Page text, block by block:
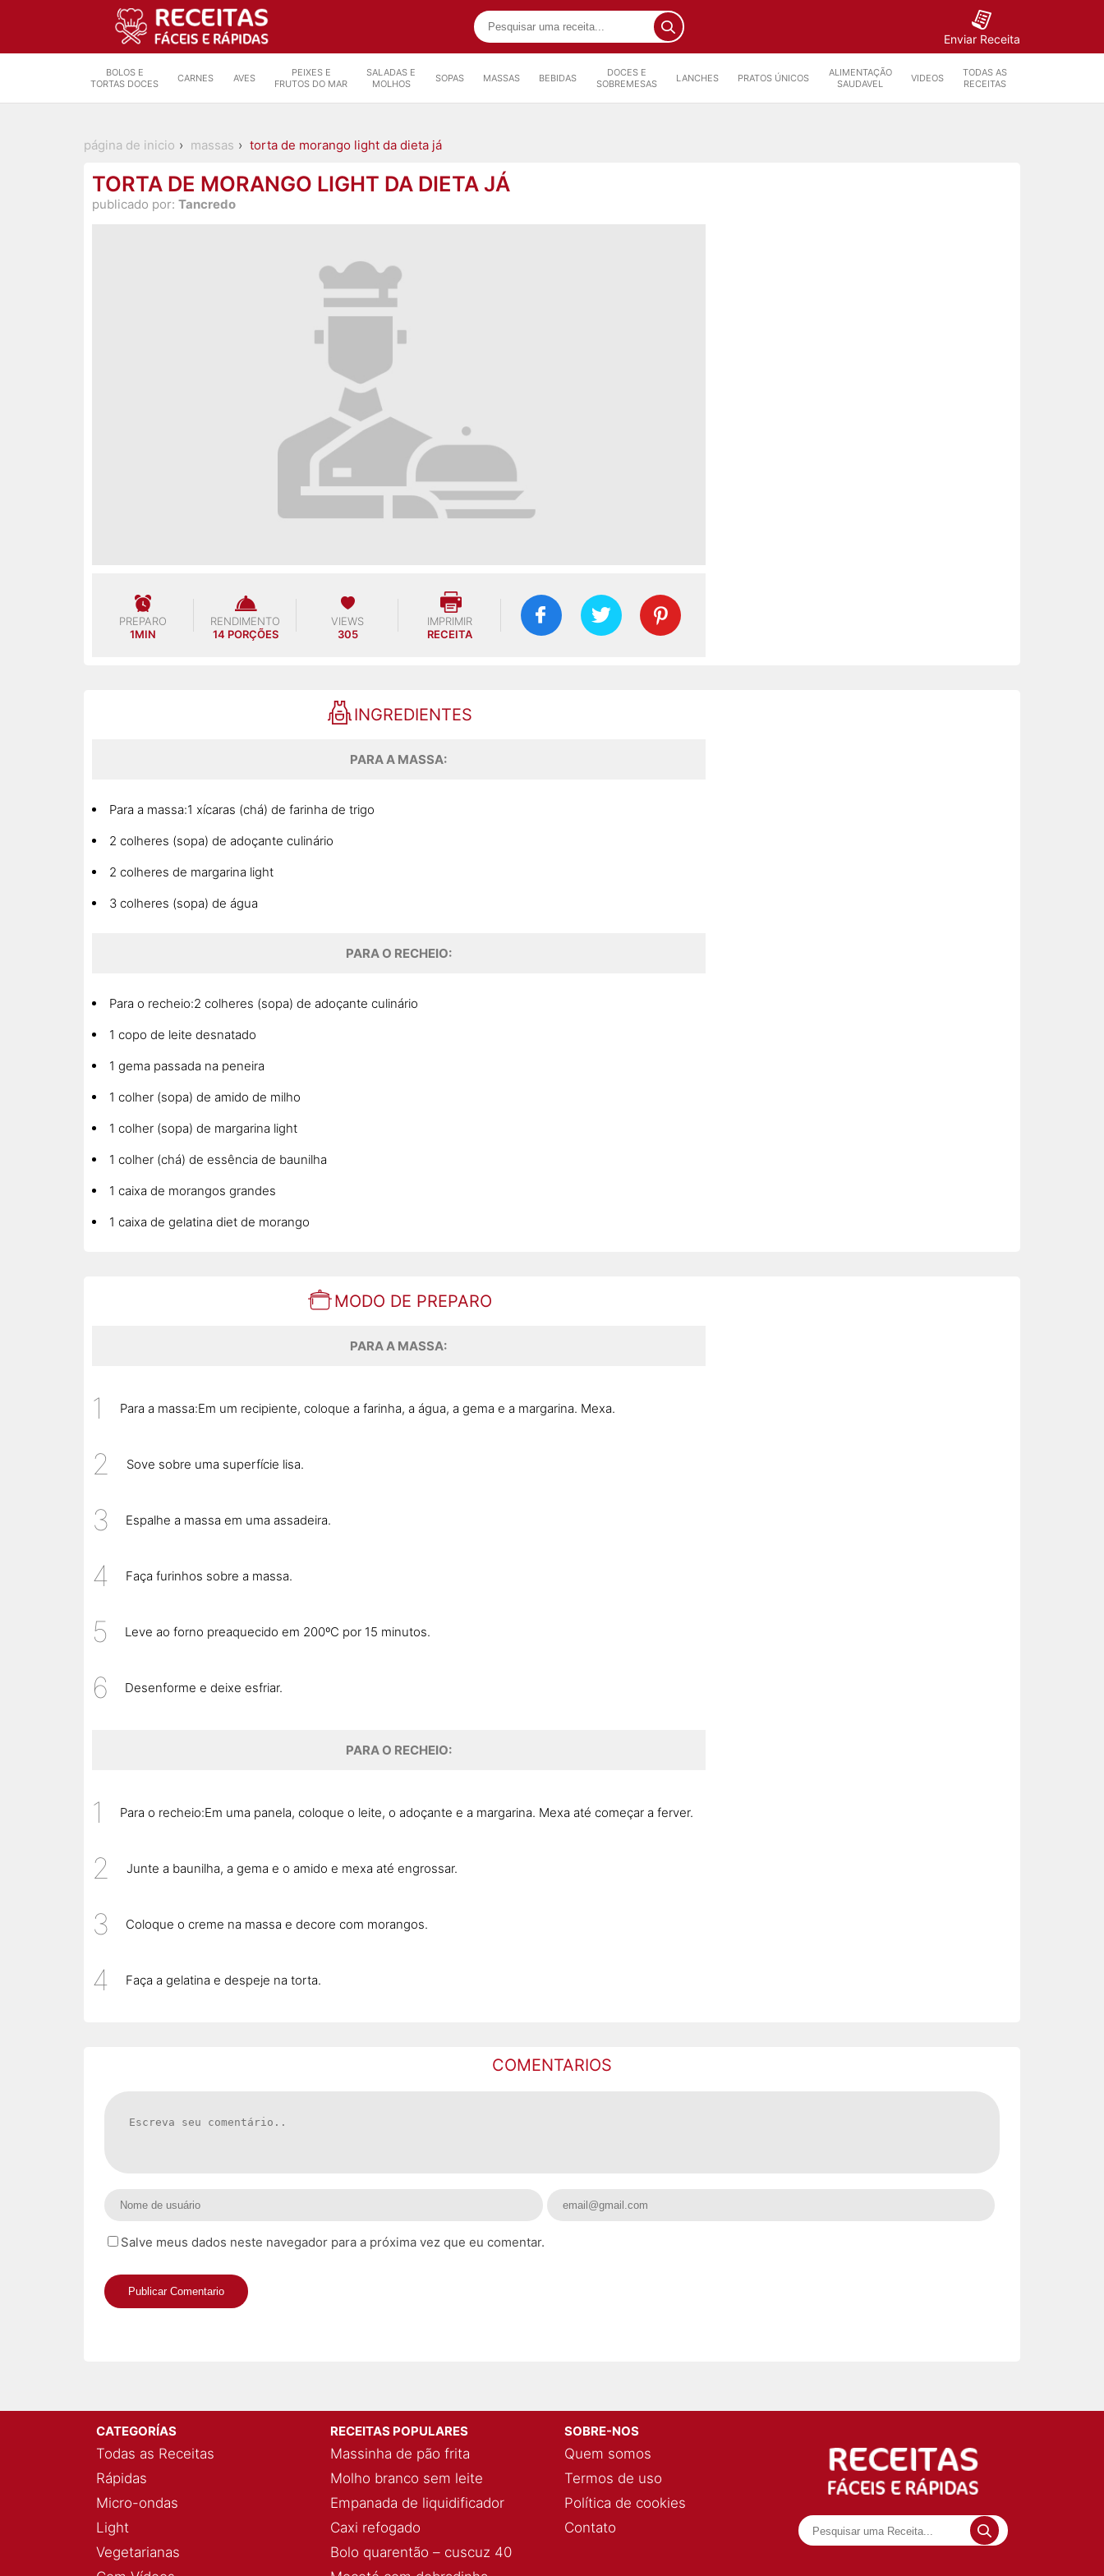
Enviar Receita
BOLOS E
TORTAS DOCES
CARNES AVES
PEIXES E
FRUTOS DO MAR
SALADAS E
MOLHOS
SOPAS MASSAS BEBIDAS
DOCES E
SOBREMESAS
LANCHES PRATOS ÚNICOS
ALIMENTAÇÃO
SAUDAVEL
VIDEOS
TODAS AS
RECEITAS
página de inicio massas torta de morango light da dieta já
TORTA DE MORANGO LIGHT DA DIETA JÁ
publicado por: Tancredo
PREPARO
1MIN
RENDIMENTO
14 PORÇÕES
VIEWS
305
IMPRIMIR
RECEITA
INGREDIENTES
PARA A MASSA:
Para a massa:1 xícaras (chá) de farinha de trigo
2 colheres (sopa) de adoçante culinário
2 colheres de margarina light
3 colheres (sopa) de água
PARA O RECHEIO:
Para o recheio:2 colheres (sopa) de adoçante culinário
1 copo de leite desnatado
1 gema passada na peneira
1 colher (sopa) de amido de milho
1 colher (sopa) de margarina light
1 colher (chá) de essência de baunilha
1 caixa de morangos grandes
1 caixa de gelatina diet de morango
MODO DE PREPARO
PARA A MASSA:
Para a massa:Em um recipiente, coloque a farinha, a água, a gema e a margarina. Mexa.
Sove sobre uma superfície lisa.
Espalhe a massa em uma assadeira.
Faça furinhos sobre a massa.
Leve ao forno preaquecido em 200ºC por 15 minutos.
Desenforme e deixe esfriar.
PARA O RECHEIO:
Para o recheio:Em uma panela, coloque o leite, o adoçante e a margarina. Mexa até começar a ferver.
Junte a baunilha, a gema e o amido e mexa até engrossar.
Coloque o creme na massa e decore com morangos.
Faça a gelatina e despeje na torta.
COMENTARIOS
Salve meus dados neste navegador para a próxima vez que eu comentar.
CATEGORÍAS
Todas as Receitas
Rápidas
Micro-ondas
Light
Vegetarianas
RECEITAS POPULARES
Massinha de pão frita
Molho branco sem leite
Empanada de liquidificador
Caxi refogado
Bolo quarentão – cuscuz 40
SOBRE-NOS
Quem somos
Termos de uso
Política de cookies
Contato